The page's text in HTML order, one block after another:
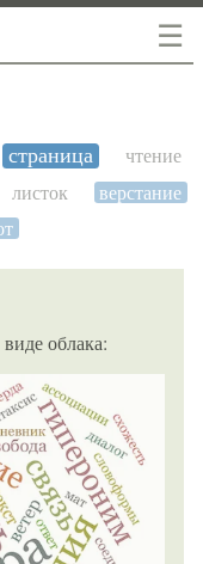
☰
страница
чтение
листок
верстание
облака: